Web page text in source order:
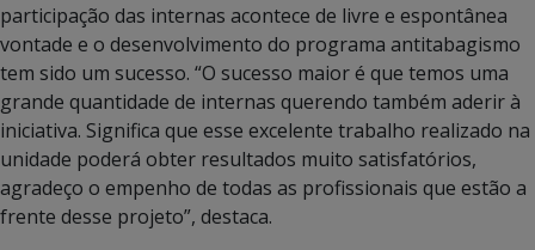
participação das internas acontece de livre e espontânea
vontade e o desenvolvimento do programa antitabagismo
tem sido um sucesso. “O sucesso maior é que temos uma
grande quantidade de internas querendo também aderir à
iniciativa. Significa que esse excelente trabalho realizado na
unidade poderá obter resultados muito satisfatórios,
agradeço o empenho de todas as profissionais que estão a
frente desse projeto”, destaca.